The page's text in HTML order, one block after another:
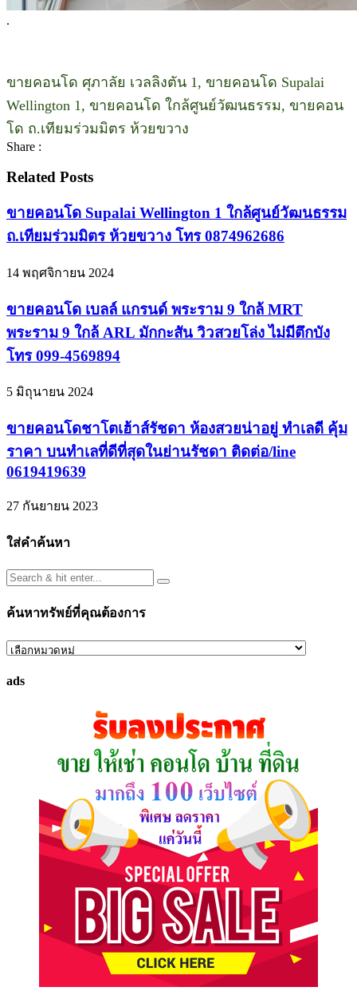
.
ขายคอนโด ศุภาลัย เวลลิงตัน 1, ขายคอนโด Supalai
Wellington 1, ขายคอนโด ใกล้ศูนย์วัฒนธรรม, ขายคอน
โด ถ.เทียมร่วมมิตร ห้วยขวาง
Share :
Related Posts
ขายคอนโด Supalai Wellington 1 ใกล้ศูนย์วัฒนธรรม
ถ.เทียมร่วมมิตร ห้วยขวาง โทร 0874962686
14 พฤศจิกายน 2024
ขายคอนโด เบลล์ แกรนด์ พระราม 9 ใกล้ MRT
พระราม 9 ใกล้ ARL มักกะสัน วิวสวยโล่ง ไม่มีตึกบัง
โทร 099-4569894
5 มิถุนายน 2024
ขายคอนโดชาโตเฮ้าส์รัชดา ห้องสวยน่าอยู่ ทำเลดี คุ้ม
ราคา บนทำเลที่ดีที่สุดในย่านรัชดา ติดต่อ/line
0619419639
27 กันยายน 2023
ใส่คำค้นหา
ค้นหาทรัพย์ที่คุณต้องการ
ค้นหา
ที่
ads